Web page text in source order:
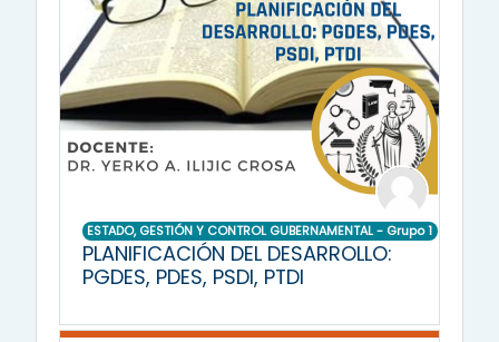
ESTADO, GESTIÓN Y CONTROL GUBERNAMENTAL - Grupo 1
PLANIFICACIÓN DEL DESARROLLO:
PGDES, PDES, PSDI, PTDI